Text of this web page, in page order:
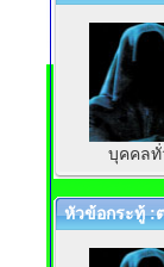
บุคคลทั่
หัวข้อกระทู้ :